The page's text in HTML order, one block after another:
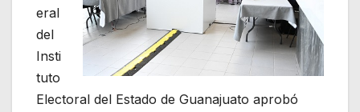
eral
del
Insti
tuto
Electoral del Estado de Guanajuato aprobó